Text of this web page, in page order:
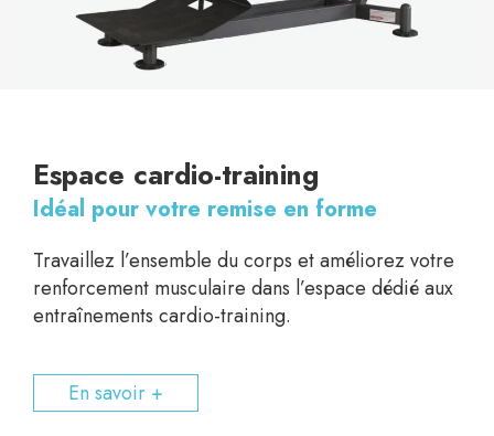
Espace cardio-training
Idéal pour votre remise en forme
Travaillez l’ensemble du corps et améliorez votre
renforcement musculaire dans l’espace dédié aux
entraînements cardio-training.
En savoir +